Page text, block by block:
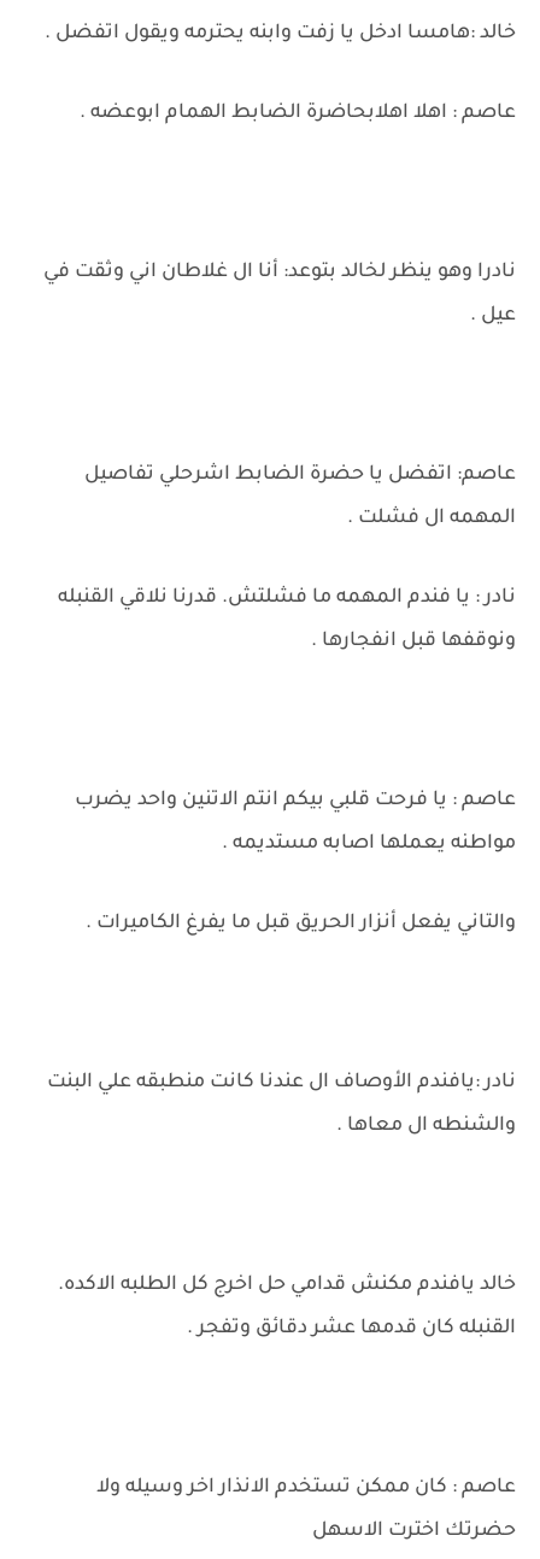
خالد :هامسا ادخل يا زفت وابنه يحترمه ويقول اتفضل .
عاصم : اهلا اهلابحاضرة الضابط الهمام ابوعضه .
نادرا وهو ينظر لخالد بتوعد: أنا ال غلاطان اني وثقت في
عيل .
عاصم: اتفضل يا حضرة الضابط اشرحلي تفاصيل
المهمه ال فشلت .
نادر : يا فندم المهمه ما فشلتش. قدرنا نلاقي القنبله
ونوقفها قبل انفجارها .
عاصم : يا فرحت قلبي بيكم انتم الاتنين واحد يضرب
مواطنه يعملها اصابه مستديمه .
والتاني يفعل أنزار الحريق قبل ما يفرغ الكاميرات .
نادر :يافندم الأوصاف ال عندنا كانت منطبقه علي البنت
والشنطه ال معاها .
خالد يافندم مكنش قدامي حل اخرج كل الطلبه الاكده.
القنبله كان قدمها عشر دقائق وتفجر .
عاصم : كان ممكن تستخدم الانذار اخر وسيله ولا
حضرتك اخترت الاسهل